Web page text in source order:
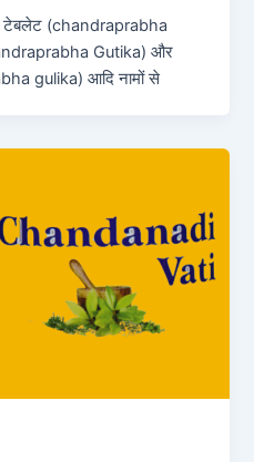
टेबलेट (chandraprabha
Gutika) और
gulika) आदि नामों से